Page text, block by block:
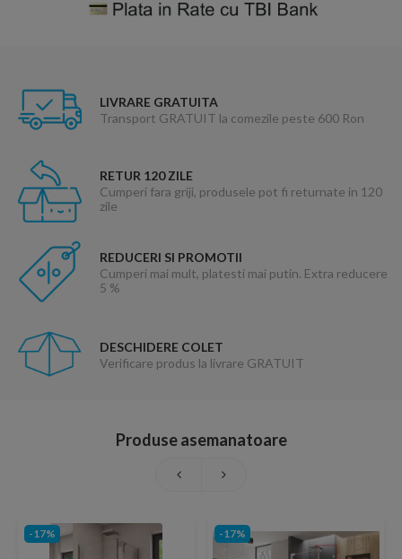
LIVRARE GRATUITA
Transport GRATUIT la comezile peste 600 Ron
RETUR 120 ZILE
Cumperi fara griji, produsele pot fi returnate in 120
zile
REDUCERI SI PROMOTII
Cumperi mai mult, platesti mai putin. Extra reducere
5 %
DESCHIDERE COLET
Verificare produs la livrare GRATUIT
Produse asemanatoare
-17% -17%